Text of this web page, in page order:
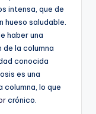
intensa, que de
hueso saludable.
haber una
la columna
conocida
es una
columna, lo que
crónico.